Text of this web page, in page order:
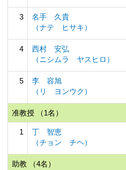
3
名手 久貴
（ナテ ヒサキ）
4
西村 安弘
（ニシムラ ヤスヒロ）
5
李 容旭
（リ ヨンウク）
准教授 （1名）
1
丁 智恵
（チョン チヘ）
助教 （4名）